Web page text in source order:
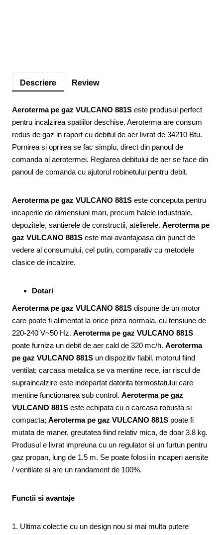
Descriere Review
Aeroterma pe gaz VULCANO 881S este produsul perfect
pentru incalzirea spatiilor deschise. Aeroterma are consum
redus de gaz in raport cu debitul de aer livrat de 34210 Btu.
Pornirea si oprirea se fac simplu, direct din panoul de
comanda al aerotermei. Reglarea debitului de aer se face din
panoul de comanda cu ajutorul robinetului pentru debit.
Aeroterma pe gaz VULCANO 881S este conceputa pentru
incaperile de dimensiuni mari, precum halele industriale,
depozitele, santierele de constructii, atelierele. Aeroterma pe
gaz VULCANO 881S este mai avantajoasa din punct de
vedere al consumului, cel putin, comparativ cu metodele
clasice de incalzire.
Dotari
Aeroterma pe gaz VULCANO 881S dispune de un motor
care poate fi alimentat la orice priza normala, cu tensiune de
220-240 V~50 Hz. Aeroterma pe gaz VULCANO 881S
poate furniza un debit de aer cald de 320 mc/h. Aeroterma
pe gaz VULCANO 881S un dispozitiv fiabil, motorul fiind
ventilat; carcasa metalica se va mentine rece, iar riscul de
supraincalzire este indepartat datorita termostatului care
mentine functionarea sub control. Aeroterma pe gaz
VULCANO 881S este echipata cu o carcasa robusta si
compacta; Aeroterma pe gaz VULCANO 881S poate fi
mutata de maner, greutatea fiind relativ mica, de doar 3.8 kg.
Produsul e livrat impreuna cu un regulator si un furtun pentru
gaz propan, lung de 1.5 m. Se poate folosi in incaperi aerisite
/ ventilate si are un randament de 100%.
Functii si avantaje
1. Ultima colectie cu un design nou si mai multa putere